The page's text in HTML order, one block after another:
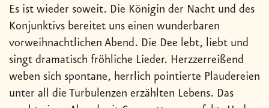
Es ist wieder soweit. Die Königin der Nacht und des
Konjunktivs bereitet uns einen wunderbaren
vorweihnachtlichen Abend. Die Dee lebt, liebt und
singt dramatisch fröhliche Lieder. Herzzerreißend
weben sich spontane, herrlich pointierte Plaudereien
unter all die Turbulenzen erzählten Lebens. Das